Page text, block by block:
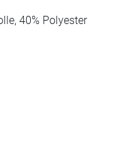
40% Polyester